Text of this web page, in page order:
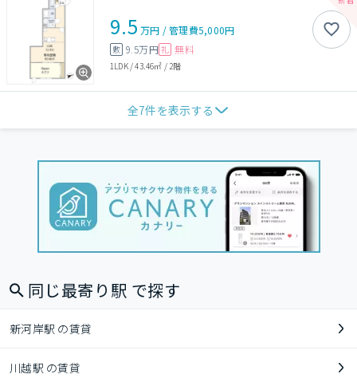
9.5 万円 /管理費5,000円
敷 9.5万円 礼 無料
1LDK/43.46㎡ / 2階
全7件を表示する
同じ最寄り駅 で探す
新河岸駅 の賃貸
川越駅 の賃貸